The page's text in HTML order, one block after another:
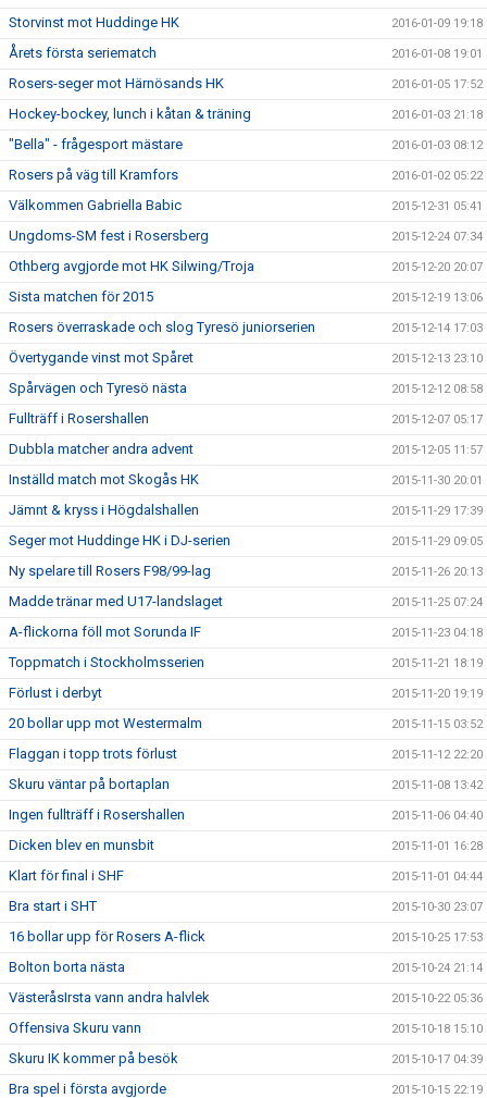
Storvinst mot Huddinge HK 2016-01-09 19:18
Årets första seriematch 2016-01-08 19:01
Rosers-seger mot Härnösands HK 2016-01-05 17:52
Hockey-bockey, lunch i kåtan & träning 2016-01-03 21:18
"Bella" - frågesport mästare 2016-01-03 08:12
Rosers på väg till Kramfors 2016-01-02 05:22
Välkommen Gabriella Babic 2015-12-31 05:41
Ungdoms-SM fest i Rosersberg 2015-12-24 07:34
Othberg avgjorde mot HK Silwing/Troja 2015-12-20 20:07
Sista matchen för 2015 2015-12-19 13:06
Rosers överraskade och slog Tyresö juniorserien 2015-12-14 17:03
Övertygande vinst mot Spåret 2015-12-13 23:10
Spårvägen och Tyresö nästa 2015-12-12 08:58
Fullträff i Rosershallen 2015-12-07 05:17
Dubbla matcher andra advent 2015-12-05 11:57
Inställd match mot Skogås HK 2015-11-30 20:01
Jämnt & kryss i Högdalshallen 2015-11-29 17:39
Seger mot Huddinge HK i DJ-serien 2015-11-29 09:05
Ny spelare till Rosers F98/99-lag 2015-11-26 20:13
Madde tränar med U17-landslaget 2015-11-25 07:24
A-flickorna föll mot Sorunda IF 2015-11-23 04:18
Toppmatch i Stockholmsserien 2015-11-21 18:19
Förlust i derbyt 2015-11-20 19:19
20 bollar upp mot Westermalm 2015-11-15 03:52
Flaggan i topp trots förlust 2015-11-12 22:20
Skuru väntar på bortaplan 2015-11-08 13:42
Ingen fullträff i Rosershallen 2015-11-06 04:40
Dicken blev en munsbit 2015-11-01 16:28
Klart för final i SHF 2015-11-01 04:44
Bra start i SHT 2015-10-30 23:07
16 bollar upp för Rosers A-flick 2015-10-25 17:53
Bolton borta nästa 2015-10-24 21:14
VästeråsIrsta vann andra halvlek 2015-10-22 05:36
Offensiva Skuru vann 2015-10-18 15:10
Skuru IK kommer på besök 2015-10-17 04:39
Bra spel i första avgjorde 2015-10-15 22:19